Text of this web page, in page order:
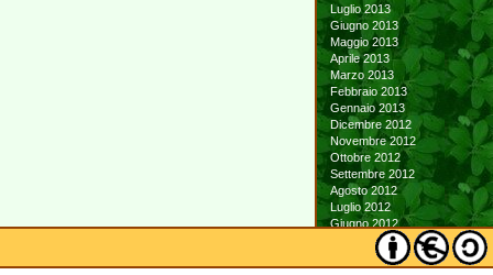
Luglio 2013
Giugno 2013
Maggio 2013
Aprile 2013
Marzo 2013
Febbraio 2013
Gennaio 2013
Dicembre 2012
Novembre 2012
Ottobre 2012
Settembre 2012
Agosto 2012
Luglio 2012
Giugno 2012
Maggio 2012
Aprile 2012